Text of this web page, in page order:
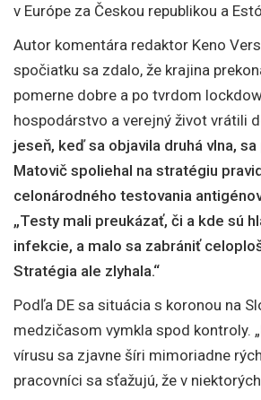
v Európe za Českou republikou a
Autor komentára redaktor Keno
spočiatku sa zdalo, že krajina
pomerne dobre a po tvrdom
hospodárstvo a verejný život vrátili
jeseň, keď sa objavila druhá vlna,
Matovič spoliehal na stratégiu
celonárodného testovania
„Testy mali preukázať, či a kde sú
infekcie, a malo sa zabrániť
Stratégia ale zlyhala.“
Podľa DE sa situácia s koronou na
medzičasom vymkla spod kontroly.
vírusu sa zjavne šíri mimoriadne
pracovníci sa sťažujú, že v